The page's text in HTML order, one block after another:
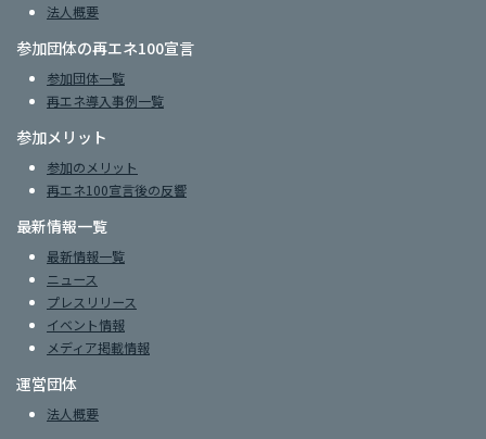
法人概要
参加団体の再エネ100宣言
参加団体一覧
再エネ導入事例一覧
参加メリット
参加のメリット
再エネ100宣言後の反響
最新情報一覧
最新情報一覧
ニュース
プレスリリース
イベント情報
メディア掲載情報
運営団体
法人概要